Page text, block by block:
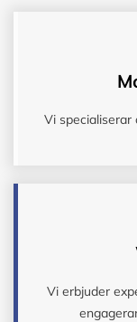
Vi specialiserar
Vi erbjuder